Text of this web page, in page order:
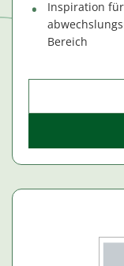
Inspiration
Bereich